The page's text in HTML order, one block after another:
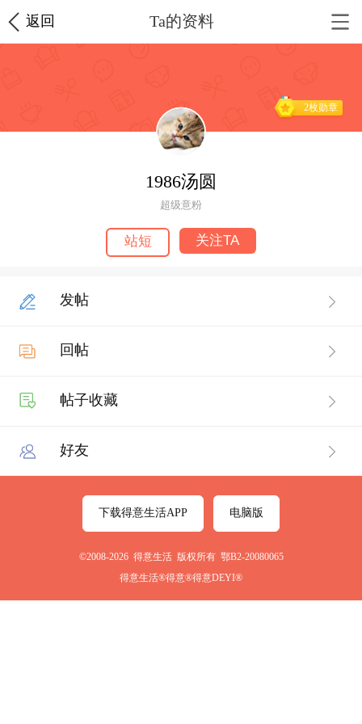
返回 Ta的资料
2枚勋章
1986汤圆
超级意粉
站短 关注TA
发帖
回帖
帖子收藏
好友
下载得意生活APP 电脑版
©2008-2026 得意生活 版权所有 鄂B2-20080065
得意生活®得意®得意DEYI®